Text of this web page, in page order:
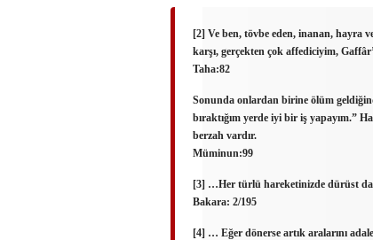
[2] Ve ben, tövbe eden, inanan, hayra
karşı, gerçekten çok affediciyim,
Taha:82
Sonunda onlardan birine ölüm
bıraktığım yerde iyi bir iş yapayım.”
berzah vardır.
Müminun:99
[3] …Her türlü hareketinizde dürüst
Bakara: 2/195
[4] … Eğer dönerse artık aralarını